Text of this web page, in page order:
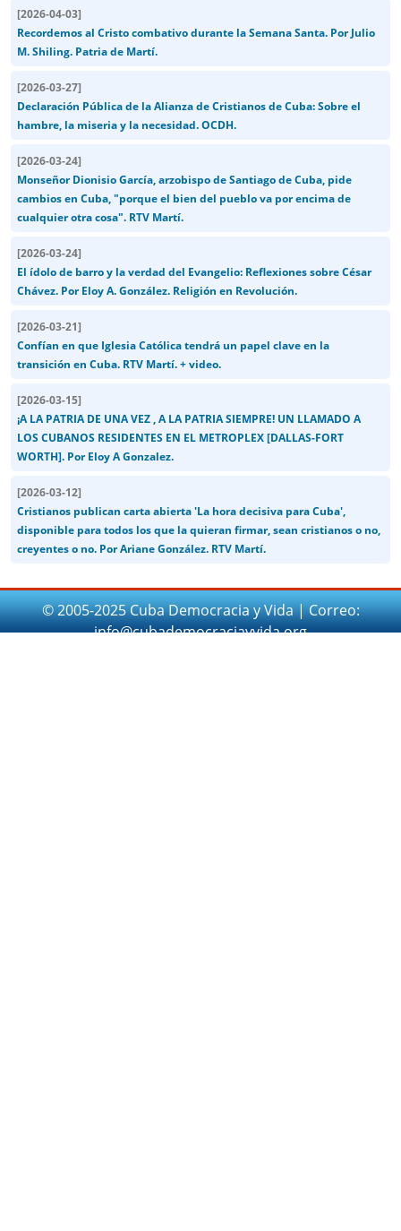
[2026-04-03]
Recordemos al Cristo combativo durante la Semana Santa. Por Julio
M. Shiling. Patria de Martí.
[2026-03-27]
Declaración Pública de la Alianza de Cristianos de Cuba: Sobre el
hambre, la miseria y la necesidad. OCDH.
[2026-03-24]
Monseñor Dionisio García, arzobispo de Santiago de Cuba, pide
cambios en Cuba, "porque el bien del pueblo va por encima de
cualquier otra cosa". RTV Martí.
[2026-03-24]
El ídolo de barro y la verdad del Evangelio: Reflexiones sobre César
Chávez. Por Eloy A. González. Religión en Revolución.
[2026-03-21]
Confían en que Iglesia Católica tendrá un papel clave en la
transición en Cuba. RTV Martí. + video.
[2026-03-15]
¡A LA PATRIA DE UNA VEZ , A LA PATRIA SIEMPRE! UN LLAMADO A
LOS CUBANOS RESIDENTES EN EL METROPLEX [DALLAS-FORT
WORTH]. Por Eloy A Gonzalez.
[2026-03-12]
Cristianos publican carta abierta 'La hora decisiva para Cuba',
disponible para todos los que la quieran firmar, sean cristianos o no,
creyentes o no. Por Ariane González. RTV Martí.
© 2005-2025 Cuba Democracia y Vida | Correo:
info@cubademocraciayvida.org